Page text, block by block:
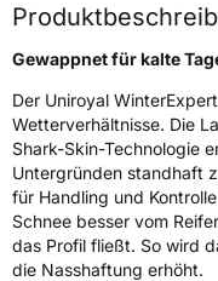
3PMSF /
Eisgrip Nein
EPREL ID490841
Allgemeine
Herstellerkontakt
Gewappnet für kalte
Der Uniroyal
Wetterverhältnisse. Die
Shark-Skin-Technologie
Untergründen standhaft
für Handling und
Schnee besser vom
das Profil fließt. So wird
die Nasshaftung erhöht.